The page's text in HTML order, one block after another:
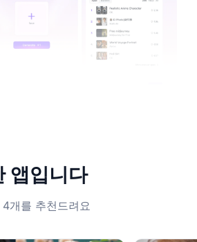
앱입니다
개를 추천드려요